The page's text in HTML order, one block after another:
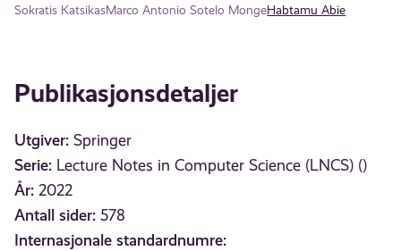
Sokratis KatsikasMarco Antonio Sotelo MongeHabtamu Abie
Publikasjonsdetaljer
Utgiver: Springer
Serie: Lecture Notes in Computer Science (LNCS) ()
År: 2022
Antall sider: 578
Internasjonale standardnumre: